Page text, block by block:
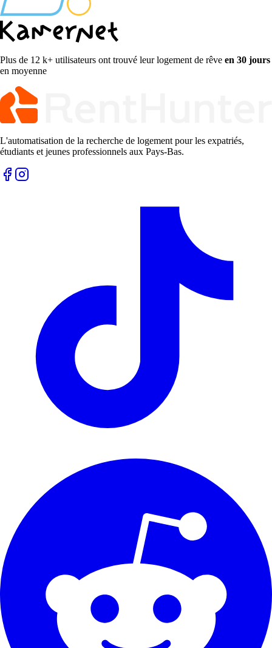
Plus de 12 k+ utilisateurs ont trouvé leur logement de rêve en 30 jours
en moyenne
L'automatisation de la recherche de logement pour les expatriés,
étudiants et jeunes professionnels aux Pays-Bas.